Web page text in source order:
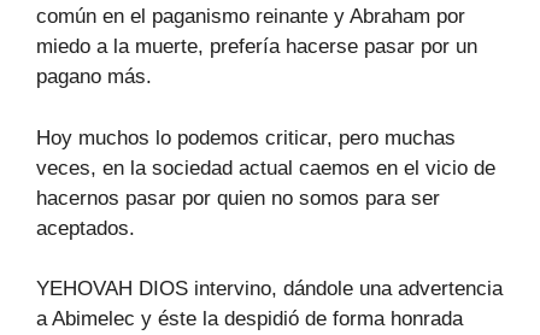
común en el paganismo reinante y Abraham por
miedo a la muerte, prefería hacerse pasar por un
pagano más.
Hoy muchos lo podemos criticar, pero muchas
veces, en la sociedad actual caemos en el vicio de
hacernos pasar por quien no somos para ser
aceptados.
YEHOVAH DIOS intervino, dándole una advertencia
a Abimelec y éste la despidió de forma honrada